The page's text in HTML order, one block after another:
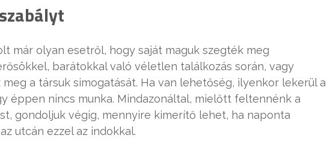
már olyan esetről, hogy saját maguk szegték meg
barátokkal való véletlen találkozás során, vagy
a társuk simogatását. Ha van lehetőség, ilyenkor lekerül a
éppen nincs munka. Mindazonáltal, mielőtt feltennénk a
gondoljuk végig, mennyire kimerítő lehet, ha naponta
utcán ezzel az indokkal.